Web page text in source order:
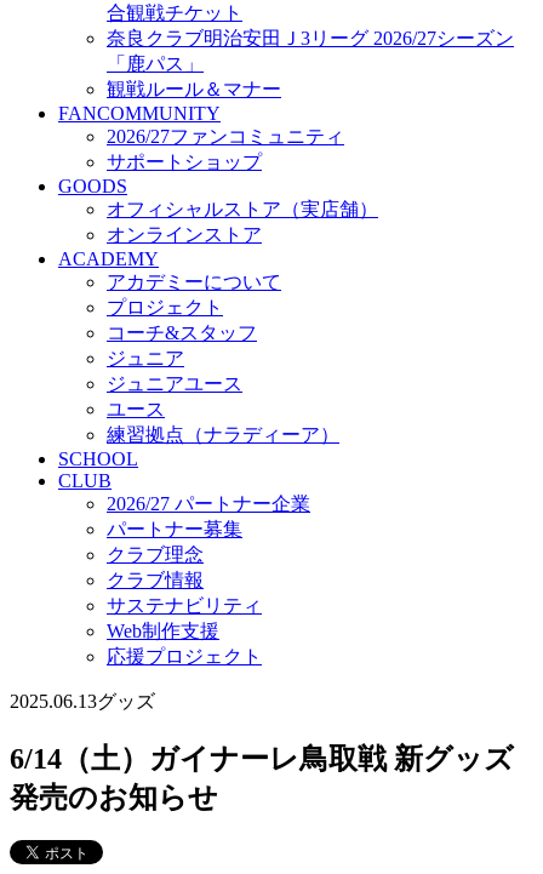
練習拠点（ナラディーア）
SCHOOL
2026/27 パートナー企業
パートナー募集
クラブ理念
クラブ情報
サステナビリティ
Web制作支援
応援プロジェクト
合観戦チケット
奈良クラブ明治安田Ｊ3リーグ 2026/27シーズン
「鹿パス」
観戦ルール＆マナー
FANCOMMUNITY
2026/27ファンコミュニティ
サポートショップ
GOODS
オフィシャルストア（実店舗）
オンラインストア
ACADEMY
アカデミーについて
プロジェクト
コーチ&スタッフ
ジュニア
ジュニアユース
ユース
練習拠点（ナラディーア）
SCHOOL
CLUB
2026/27 パートナー企業
パートナー募集
クラブ理念
クラブ情報
サステナビリティ
Web制作支援
応援プロジェクト
2025.06.13グッズ
6/14（土）ガイナーレ鳥取戦 新グッズ
発売のお知らせ